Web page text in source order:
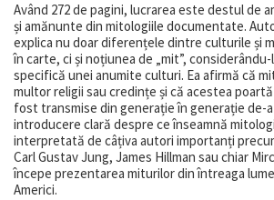
Având 272 de pagini, lucrarea este destul de
și amănunte din mitologiile documentate.
explica nu doar diferențele dintre culturile și
în carte, ci și noțiunea de „mit”,
specifică unei anumite culturi. Ea afirmă că
multor religii sau credințe și că acestea
fost transmise din generație în generație de-
introducere clară despre ce înseamnă
interpretată de câțiva autori importanți
Carl Gustav Jung, James Hillman sau chiar
începe prezentarea miturilor din întreaga
Americi.